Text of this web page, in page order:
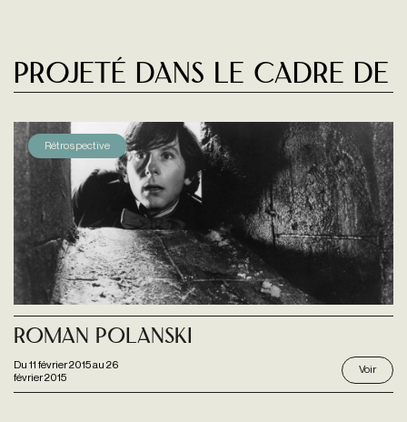
Projeté dans le cadre de
Rétrospective
Du 11 février 2015au 26
février 2015
Roman Polanski
Voir